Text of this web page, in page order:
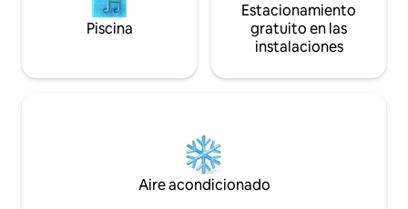
Piscina
Estacionamiento
gratuito en las
instalaciones
Aire acondicionado